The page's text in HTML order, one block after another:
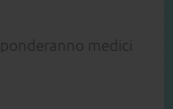
medici